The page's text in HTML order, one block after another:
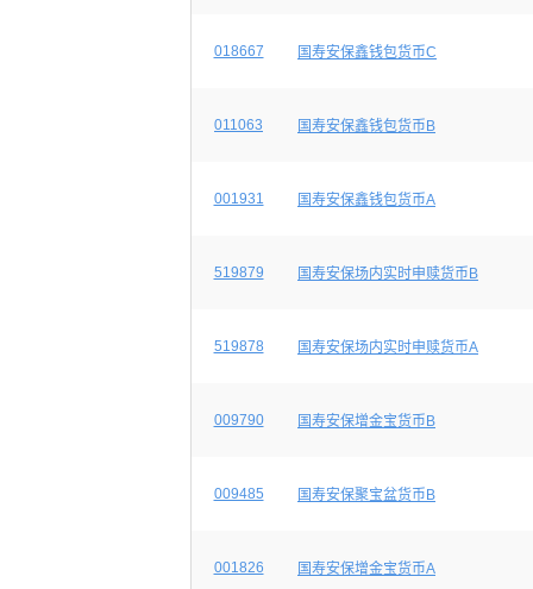
018667 国寿安保鑫钱包货币C
011063 国寿安保鑫钱包货币B
001931 国寿安保鑫钱包货币A
519879 国寿安保场内实时申赎货币B
519878 国寿安保场内实时申赎货币A
009790 国寿安保增金宝货币B
009485 国寿安保聚宝盆货币B
001826 国寿安保增金宝货币A